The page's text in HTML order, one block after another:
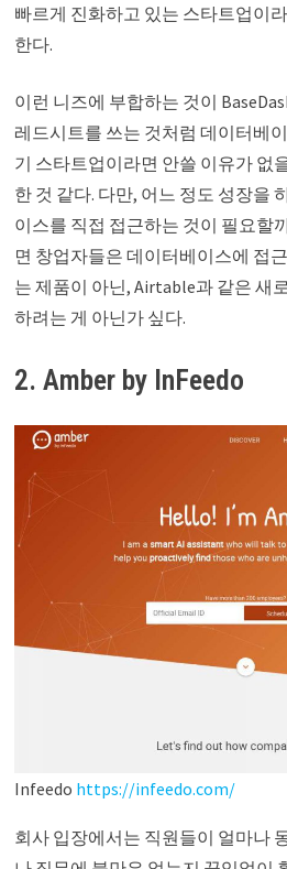
빠르게 진화하고 있는 스타트업이
한다.
이런 니즈에 부합하는 것이
레드시트를 쓰는 것처럼 데이터베
기 스타트업이라면 안쓸 이유가 없
한 것 같다. 다만, 어느 정도 성장을
이스를 직접 접근하는 것이 필요할
면 창업자들은 데이터베이스에 접
는 제품이 아닌, Airtable과 같은 새
하려는 게 아닌가 싶다.
2. Amber by InFeedo
Infeedo https://infeedo.com/
회사 입장에서는 직원들이 얼마나